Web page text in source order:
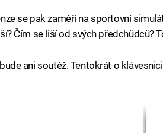
se pak zaměří na sportovní
Čím se liší od svých předchůdců?
ani soutěž. Tentokrát o